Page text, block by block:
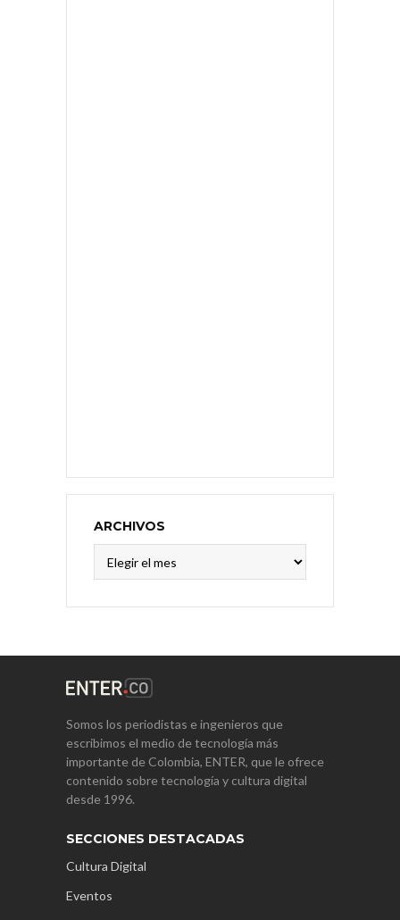
ARCHIVOS
Somos los periodistas e ingenieros que
escribimos el medio de tecnología más
importante de Colombia, ENTER, que le ofrece
contenido sobre tecnología y cultura digital
desde 1996.
SECCIONES DESTACADAS
Cultura Digital
Eventos